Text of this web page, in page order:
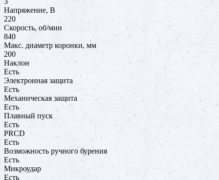
Напряжение, В
220
Скорость, об/мин
840
Макс. диаметр коронки, мм
200
Наклон
Есть
Электронная защита
Есть
Механическая защита
Есть
Плавный пуск
Есть
PRCD
Есть
Возможность ручного бурения
Есть
Микроудар
Есть